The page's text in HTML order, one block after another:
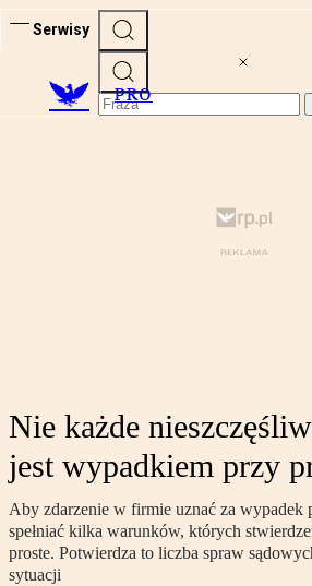
Serwisy
PRO
Nie każde
jest wypadkiem przy
Aby zdarzenie w firmie uznać za wypadek
spełniać kilka warunków, których
proste. Potwierdza to liczba spraw
sytuacji